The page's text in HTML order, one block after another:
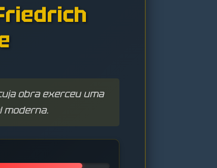
obra exerceu uma
moderna.